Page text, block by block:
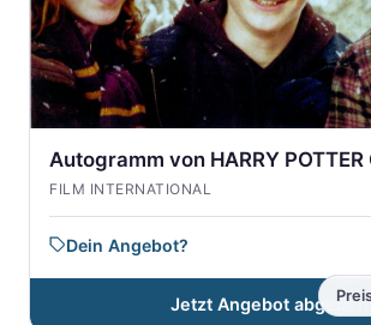
Autogramm von HARRY POTTER
FILM INTERNATIONAL
Dein Angebot?
Jetzt Angebot abgeben